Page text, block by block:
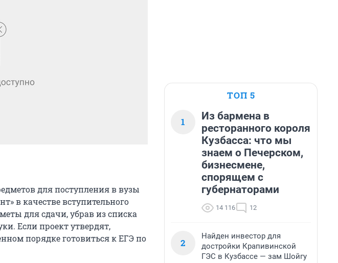
для поступления в вузы
в качестве вступительного
для сдачи, убрав из списка
Если проект утвердят,
порядке готовиться к ЕГЭ по
ТОП 5
1
Из бармена в
ресторанного короля
Кузбасса: что мы
знаем о Печерском,
бизнесмене,
спорящем с
губернаторами
14 116 12
2
Найден инвестор для
достройки Крапивинской
ГЭС в Кузбассе — зам Шойгу